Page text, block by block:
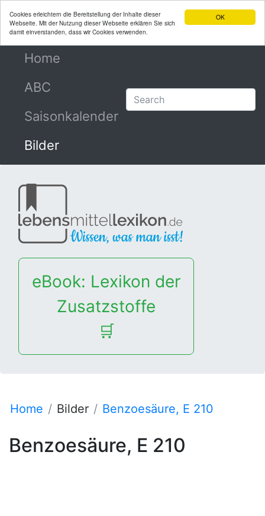
OK
Cookies erleichtern die Bereitstellung der Inhalte dieser
Webseite. Mit der Nutzung dieser Webseite erklären Sie sich
damit einverstanden, dass wir Cookies verwenden.
Home
ABC
Saisonkalender
Bilder
eBook: Lexikon der
Zusatzstoffe
🛒
Home Bilder Benzoesäure, E 210
Benzoesäure, E 210